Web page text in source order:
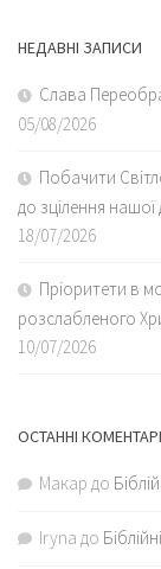
НЕДАВНІ ЗАПИСИ
Слава
05/08/2026
Побачити
до зцілення нашої
18/07/2026
Пріоритети в
розслабленого
10/07/2026
ОСТАННІ КОМЕНТАРІ
Макар до
Iryna до